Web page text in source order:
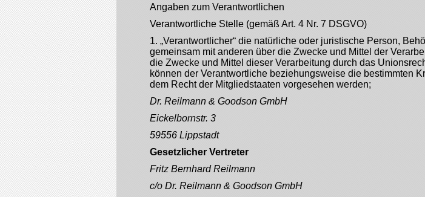
Angaben zum Verantwortlichen
Verantwortliche Stelle (gemäß Art. 4 Nr. 7 DSGVO)
1. „Verantwortlicher“ die natürliche oder juristische Person,
gemeinsam mit anderen über die Zwecke und Mittel der
die Zwecke und Mittel dieser Verarbeitung durch das
können der Verantwortliche beziehungsweise die bestimmten
dem Recht der Mitgliedstaaten vorgesehen werden;
Dr. Reilmann & Goodson GmbH
Eickelbornstr. 3
59556 Lippstadt
Gesetzlicher Vertreter
Fritz Bernhard Reilmann
c/o Dr. Reilmann & Goodson GmbH